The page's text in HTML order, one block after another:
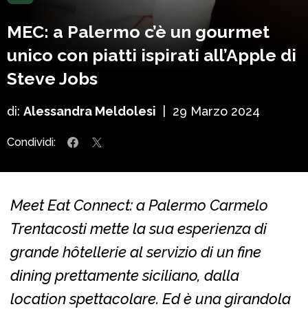
MEC: a Palermo c’è un gourmet
unico con piatti ispirati all’Apple di
Steve Jobs
di: Alessandra Meldolesi 29 Marzo 2024
Condividi:
Meet Eat Connect: a Palermo Carmelo
Trentacosti mette la sua esperienza di
grande hôtellerie al servizio di un fine
dining prettamente siciliano, dalla
location spettacolare. Ed è una girandola